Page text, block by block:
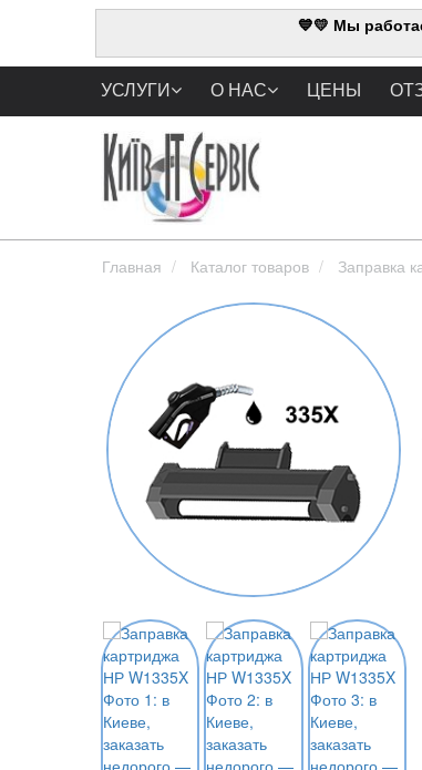
💙💛 Мы
УСЛУГИ О НАС ЦЕНЫ
Главная Каталог товаров Заправка